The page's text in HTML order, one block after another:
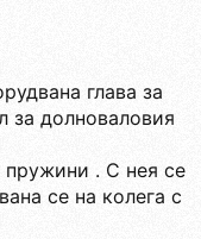
глава за
за долноваловия
пружини . С нея се
се на колега с